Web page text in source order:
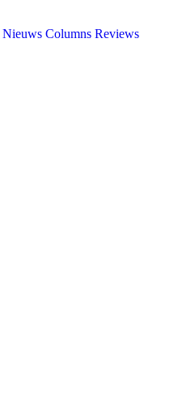
Nieuws Columns Reviews